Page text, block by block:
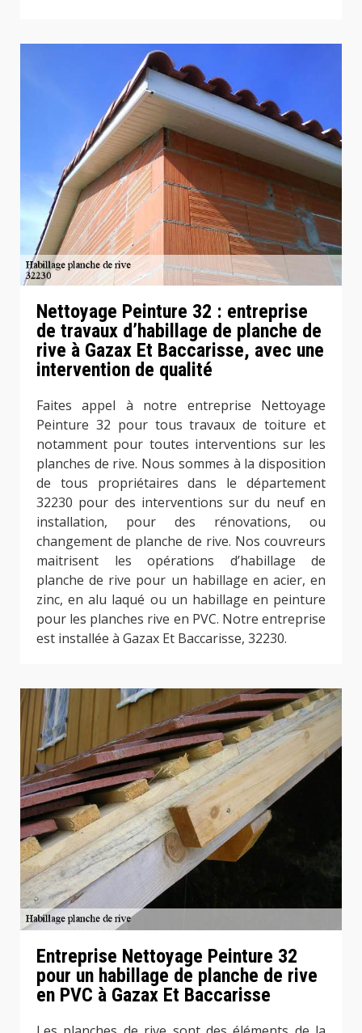
Nettoyage Peinture 32 : entreprise
de travaux d’habillage de planche de
rive à Gazax Et Baccarisse, avec une
intervention de qualité
Faites appel à notre entreprise Nettoyage
Peinture 32 pour tous travaux de toiture et
notamment pour toutes interventions sur les
planches de rive. Nous sommes à la disposition
de tous propriétaires dans le département
32230 pour des interventions sur du neuf en
installation, pour des rénovations, ou
changement de planche de rive. Nos couvreurs
maitrisent les opérations d’habillage de
planche de rive pour un habillage en acier, en
zinc, en alu laqué ou un habillage en peinture
pour les planches rive en PVC. Notre entreprise
est installée à Gazax Et Baccarisse, 32230.
Entreprise Nettoyage Peinture 32
pour un habillage de planche de rive
en PVC à Gazax Et Baccarisse